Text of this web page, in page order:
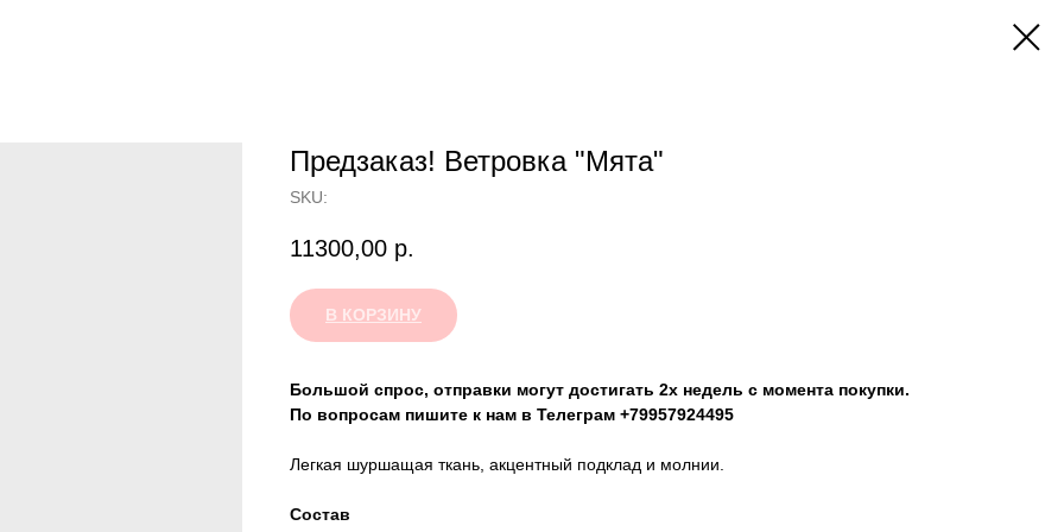
Предзаказ! Ветровка "Мята"
SKU:
11300,00 р.
В КОРЗИНУ
Большой спрос, отправки могут достигать 2х недель с момента покупки.
По вопросам пишите к нам в Телеграм +79957924495
Легкая шуршащая ткань, акцентный подклад и молнии.
Состав